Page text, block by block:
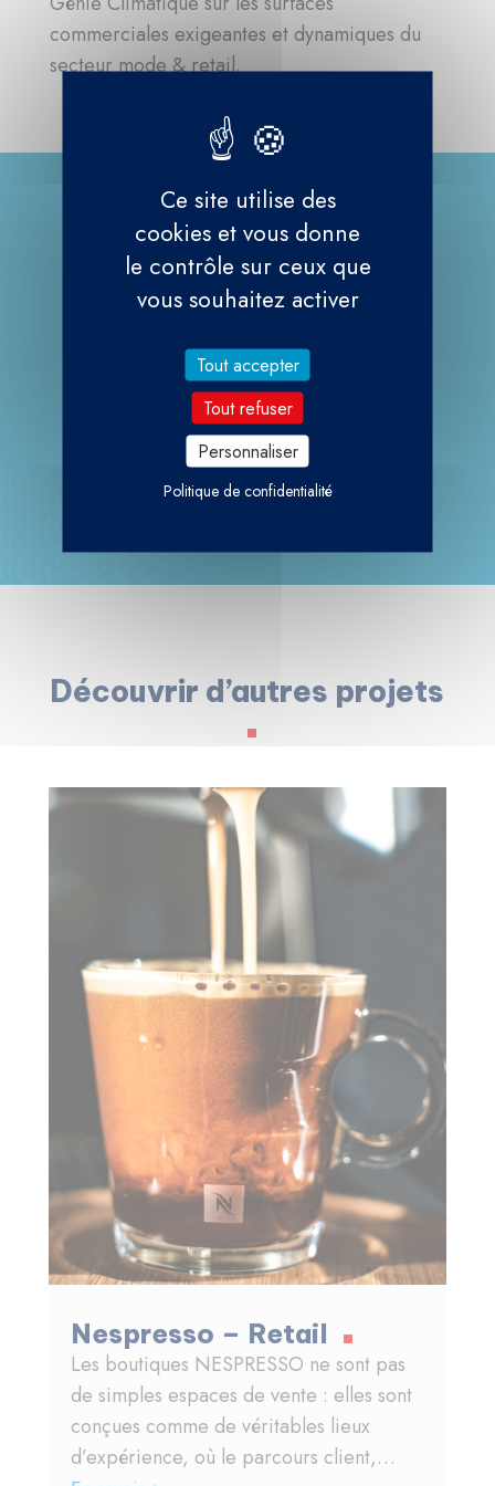
commerciales exigeantes et dynamiques du
secteur mode & retail.
E3 Génie Climatique,
votre partenaire de
confiance pour des
installations thermiques.
DISCUTER DE VOTRE PROJET
Découvrir d’autres projets
Nespresso – Retail
Les boutiques NESPRESSO ne sont pas
de simples espaces de vente : elles sont
conçues comme de véritables lieux
d’expérience, où le parcours client,
Ce site utilise des
cookies et vous donne
le contrôle sur ceux que
vous souhaitez activer
Tout accepter
Tout refuser
Personnaliser
Politique de confidentialité